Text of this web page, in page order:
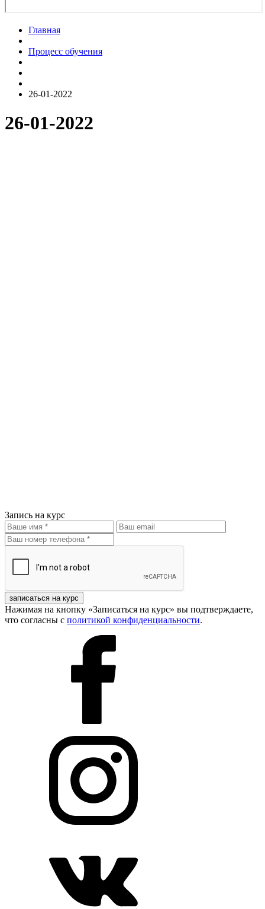
Главная
Процесс обучения
26-01-2022
26-01-2022
Запись на курс
записаться на курс
Нажимая на кнопку «Записаться на курс» вы подтверждаете,
что согласны с политикой конфиденциальности.